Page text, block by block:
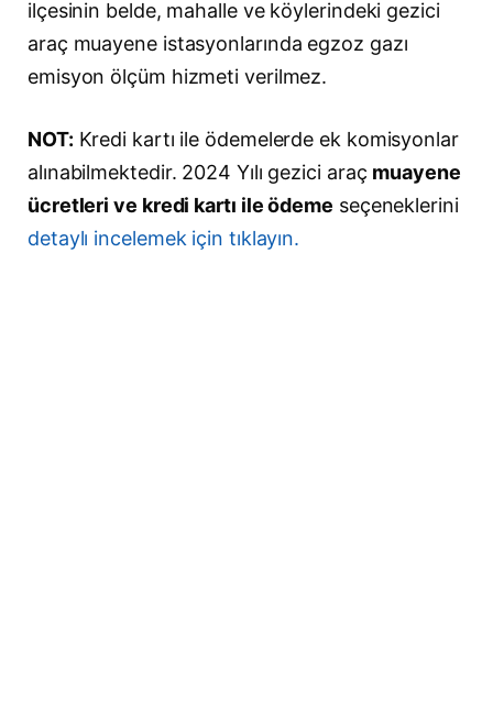
ilçesinin belde, mahalle ve köylerindeki gezici
araç muayene istasyonlarında egzoz gazı
emisyon ölçüm hizmeti verilmez.
NOT: Kredi kartı ile ödemelerde ek komisyonlar
alınabilmektedir. 2024 Yılı gezici araç muayene
ücretleri ve kredi kartı ile ödeme seçeneklerini
detaylı incelemek için tıklayın.